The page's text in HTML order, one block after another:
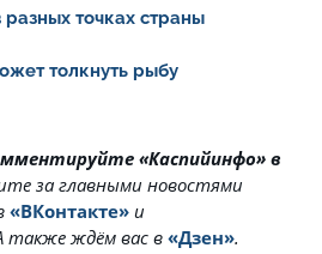
точках страны
толкнуть рыбу
«Каспийинфо» в
за главными новостями
«ВКонтакте» и
также ждём вас в «Дзен».